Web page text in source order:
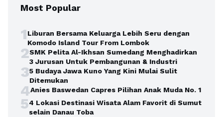
Most Popular
1Liburan Bersama Keluarga Lebih Seru dengan
Komodo Island Tour From Lombok
2SMK Pelita Al-Ikhsan Sumedang Menghadirkan
3 Jurusan Untuk Pembangunan & Industri
35 Budaya Jawa Kuno Yang Kini Mulai Sulit
Ditemukan
4Anies Baswedan Capres Pilihan Anak Muda No. 1
54 Lokasi Destinasi Wisata Alam Favorit di Sumut
selain Danau Toba